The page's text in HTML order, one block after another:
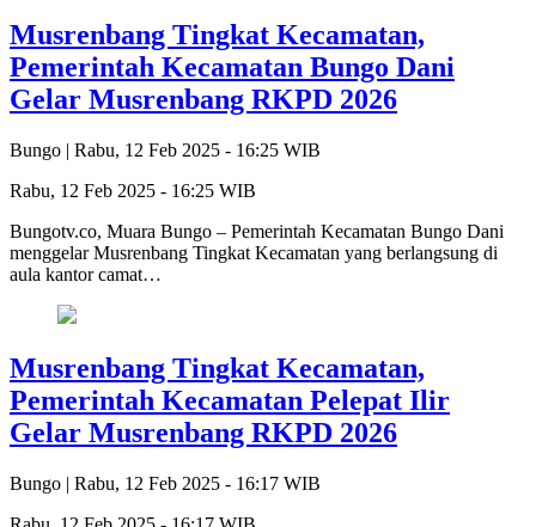
Musrenbang Tingkat Kecamatan,
Pemerintah Kecamatan Bungo Dani
Gelar Musrenbang RKPD 2026
Bungo | Rabu, 12 Feb 2025 - 16:25 WIB
Rabu, 12 Feb 2025 - 16:25 WIB
Bungotv.co, Muara Bungo – Pemerintah Kecamatan Bungo Dani
menggelar Musrenbang Tingkat Kecamatan yang berlangsung di
aula kantor camat…
Musrenbang Tingkat Kecamatan,
Pemerintah Kecamatan Pelepat Ilir
Gelar Musrenbang RKPD 2026
Bungo | Rabu, 12 Feb 2025 - 16:17 WIB